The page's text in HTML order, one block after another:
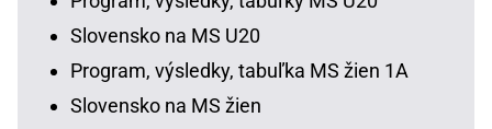
Slovensko na MS U20
Program, výsledky, tabuľka MS žien 1A
Slovensko na MS žien